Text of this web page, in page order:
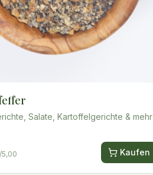
Salate, Kartoffelgerichte & mehr
Kaufen